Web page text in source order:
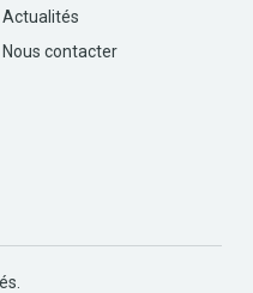
Actualités
Nous contacter